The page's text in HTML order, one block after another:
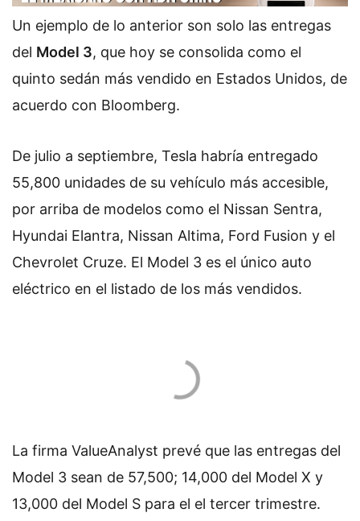
Un ejemplo de lo anterior son solo las entregas
del Model 3, que hoy se consolida como el
quinto sedán más vendido en Estados Unidos, de
acuerdo con Bloomberg.
De julio a septiembre, Tesla habría entregado
55,800 unidades de su vehículo más accesible,
por arriba de modelos como el Nissan Sentra,
Hyundai Elantra, Nissan Altima, Ford Fusion y el
Chevrolet Cruze. El Model 3 es el único auto
eléctrico en el listado de los más vendidos.
La firma ValueAnalyst prevé que las entregas del
Model 3 sean de 57,500; 14,000 del Model X y
13,000 del Model S para el el tercer trimestre.